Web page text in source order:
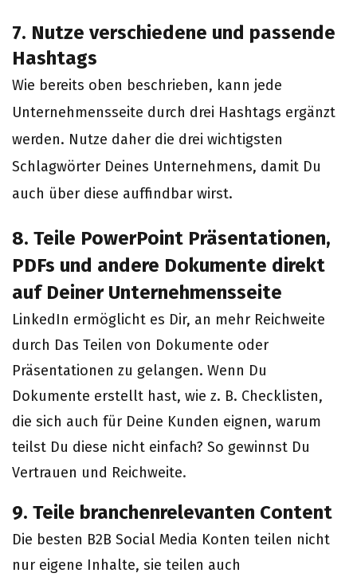
7. Nutze verschiedene und passende
Hashtags
Wie bereits oben beschrieben, kann jede
Unternehmensseite durch drei Hashtags ergänzt
werden. Nutze daher die drei wichtigsten
Schlagwörter Deines Unternehmens, damit Du
auch über diese auffindbar wirst.
8. Teile PowerPoint Präsentationen,
PDFs und andere Dokumente direkt
auf Deiner Unternehmensseite
LinkedIn ermöglicht es Dir, an mehr Reichweite
durch Das Teilen von Dokumente oder
Präsentationen zu gelangen. Wenn Du
Dokumente erstellt hast, wie z. B. Checklisten,
die sich auch für Deine Kunden eignen, warum
teilst Du diese nicht einfach? So gewinnst Du
Vertrauen und Reichweite.
9. Teile branchenrelevanten Content
Die besten B2B Social Media Konten teilen nicht
nur eigene Inhalte, sie teilen auch